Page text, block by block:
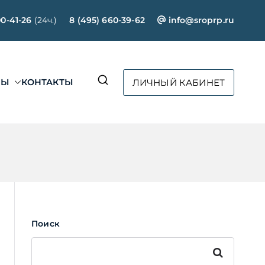
41-26 (24ч.)8 (495) 660-39-62 info@sroprp.ru
КОНТАКТЫ ЛИЧНЫЙ КАБИНЕТ
Поиск
Поиск